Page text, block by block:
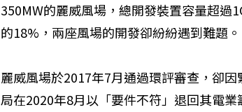
350MW的麗威風場，總開發裝置容量超過
的18%，兩座風場的開發卻紛紛遇到難題。
麗威風場於2017年7月通過環評審查，卻
局在2020年8月以「要件不符」退回其電